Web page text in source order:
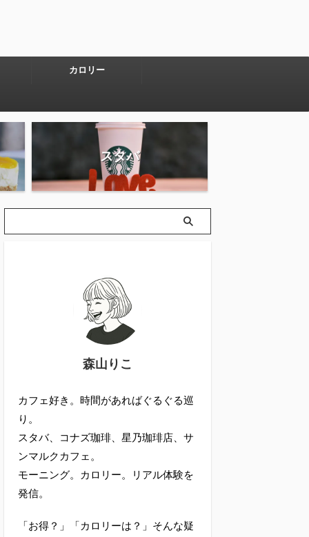
カロリー
スタバ
森山りこ
カフェ好き。時間があればぐるぐる巡
り。
スタバ、コナズ珈琲、星乃珈琲店、サ
ンマルクカフェ。
モーニング。カロリー。リアル体験を
発信。
「お得？」「カロリーは？」そんな疑